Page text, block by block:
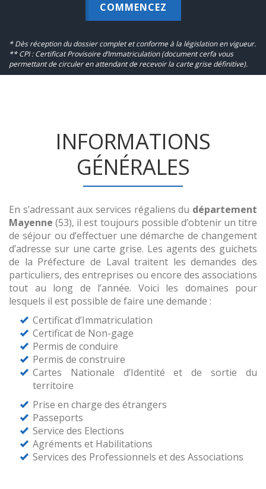
COMMENCEZ
* Dès réception du dossier complet et conforme à la législation en vigueur.
** CPI : Certificat Provisoire d’Immatriculation (document cerfa vous
permettant de circuler en attendant de recevoir la carte grise définitive).
INFORMATIONS
GÉNÉRALES
En s’adressant aux services régaliens du département
Mayenne(53), il est toujours possible d’obtenir un titre
de séjour ou d’effectuer une démarche de changement
d’adresse sur une carte grise. Les agents des guichets
de la Préfecture de Laval traitent les demandes des
particuliers, des entreprises ou encore des associations
tout au long de l’année. Voici les domaines pour
lesquels il est possible de faire une demande :
Certificat d’Immatriculation
Certificat de Non-gage
Permis de conduire
Permis de construire
Cartes Nationale d’Identité et de sortie du
territoire
Prise en charge des étrangers
Passeports
Service des Elections
Agréments et Habilitations
Services des Professionnels et des Associations